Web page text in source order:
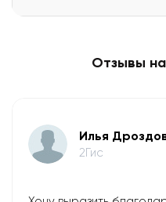
Отзывы
Илья
2Гис